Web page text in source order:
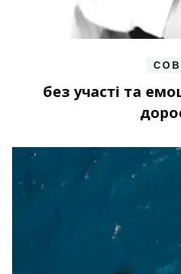
без участі та